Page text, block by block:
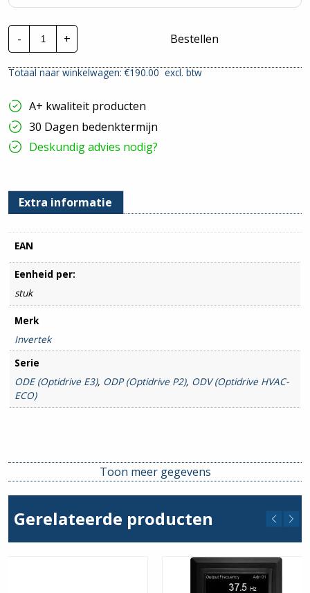
-
Invertek
programmeerkabel
|
2-
OBUS
hoeveelheid
+ Bestellen
Totaal naar winkelwagen: €190.00excl. btw
A+ kwaliteit producten
30 Dagen bedenktermijn
Deskundig advies nodig?
Extra informatie
EAN
Eenheid per:
stuk
Merk
Invertek
Serie
ODE (Optidrive E3), ODP (Optidrive P2), ODV (Optidrive HVAC-
ECO)
Toon meer gegevens
Gerelateerde producten